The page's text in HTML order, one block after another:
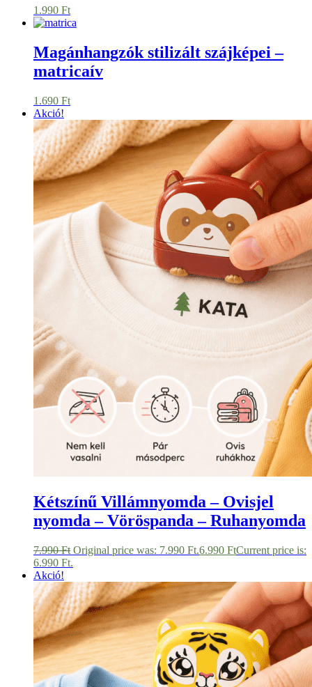
1.990 Ft
Magánhangzók stilizált szájképei –
matricaív
1.690 Ft
Akció!
Kétszínű Villámnyomda – Ovisjel
nyomda – Vöröspanda – Ruhanyomda
7.990Ft Original price was: 7.990 Ft.6.990 FtCurrent price is:
6.990 Ft.
Akció!